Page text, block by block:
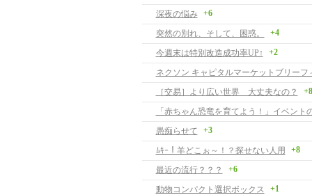
深夜の悩み +6
突然の別れ、そして、困惑。 +4
今週末は特別改造成功率UP↑ +2
［交易］より広い世界 大丈夫なの？ +8
「赤ちゃん恐竜を育てよう！」イベント
愚痴らせて
+3
ﾑｷｰ！羊どこぉ～！？探せない人用 +8
最近の流行？？？ +6
動物コンパクト選択ボックス +1